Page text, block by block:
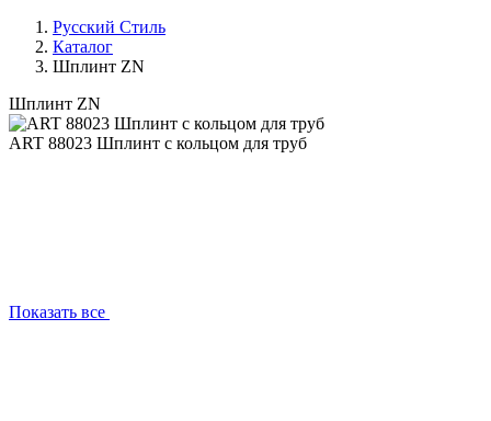
Русский Стиль
Каталог
Шплинт ZN
Шплинт ZN
ART 88023 Шплинт с кольцом для труб
Показать все